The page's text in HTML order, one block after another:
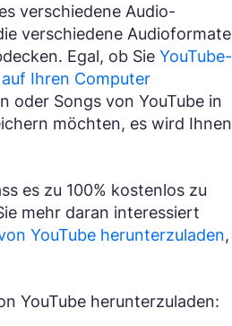
verschiedene Audio-
verschiedene Audioformate
Egal, ob Sie YouTube-
Ihren Computer
oder Songs von YouTube in
möchten, es wird Ihnen
es zu 100% kostenlos zu
mehr daran interessiert
YouTube herunterzuladen,
YouTube herunterzuladen: